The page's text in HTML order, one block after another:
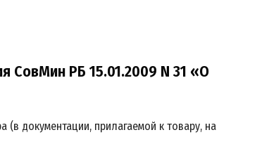
СовМин РБ 15.01.2009 N 31 «О
документации, прилагаемой к товару, на